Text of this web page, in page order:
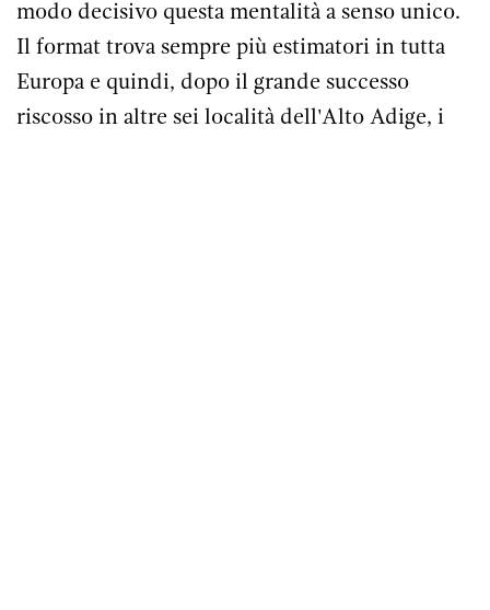
modo decisivo questa mentalità a senso unico.
Il format trova sempre più estimatori in tutta
Europa e quindi, dopo il grande successo
riscosso in altre sei località dell'Alto Adige, i